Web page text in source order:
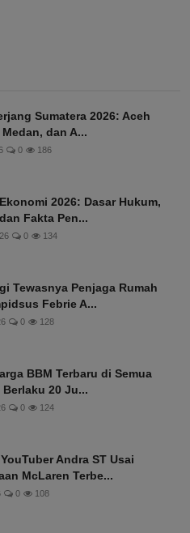
Sumatera 2026: Aceh
dan A...
0 186
2026: Dasar Hukum,
Fakta Pen...
0 134
Tewasnya Penjaga Rumah
Febrie A...
0 128
BBM Terbaru di Semua
Berlaku 20 Ju...
0 124
Andra ST Usai
McLaren Terbe...
0 108